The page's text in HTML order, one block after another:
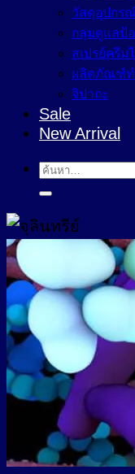
วัสดุอุปกร
กลุ่มดูแลป้
สเปรย์ครีม
ผลิตภัณฑ์ท
จิปาถะ
Sale
New Arrival
ค้นหา: